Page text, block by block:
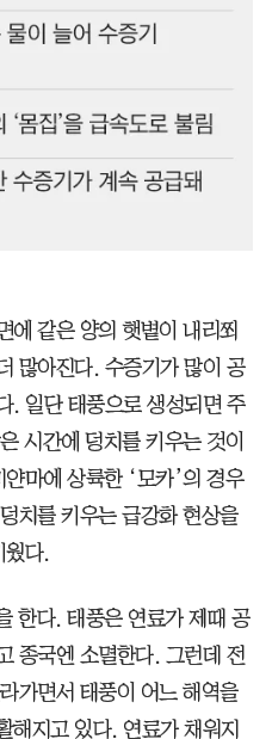
에 같은 양의 햇볕이 내리쬐
많아진다. 수증기가 많이 공
. 일단 태풍으로 생성되면 주
시간에 덩치를 키우는 것이
마에 상륙한 ‘모카’의 경우
치를 키우는 급강화 현상을
웠다.
한다. 태풍은 연료가 제때 공
종국엔 소멸한다. 그런데 전
가면서 태풍이 어느 해역을
해지고 있다. 연료가 채워지